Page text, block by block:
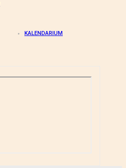
KALENDARIUM